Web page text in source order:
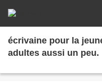
écrivaine pour la
adultes aussi un peu.